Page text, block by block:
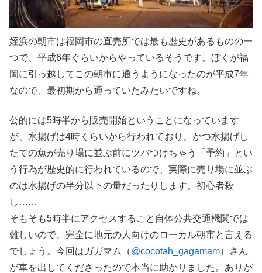
姪浜の朝市は福岡市の直売所では最も歴史があるものの一
つで、平成6年ぐらいからやっているそうです。ぼくが福
岡に引っ越してこの朝市に通うようになったのが平成7年
なので、最初期から通っていたみたいですね。
公的には5時半から販売開始ということになっています
が、水揚げは4時くらいから行われており、かつ水揚げし
たての魚が売り場に並ぶ前にツバつけちゃう「予約」とい
う行為が歴史的に行われているので、実際に売り場に並ぶ
のは水揚げの半分以下の量だったりします。初心者殺
し……
そもそも5時半にアクセスすること自体公共交通機関では
難しいので、完全に地元の人向けのローカル朝市と言える
でしょう。今回はガガマム（@cocotah_gagamam）さん
が車を出してくださったので本当に助かりました。ありが